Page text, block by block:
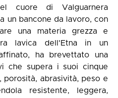
cuore di Valguarnera
un bancone da lavoro, con
una materia grezza e
lavica dell'Etna in un
ha brevettato una
che supera i suoi cinque
porosità, abrasività, peso e
resistente, leggera,